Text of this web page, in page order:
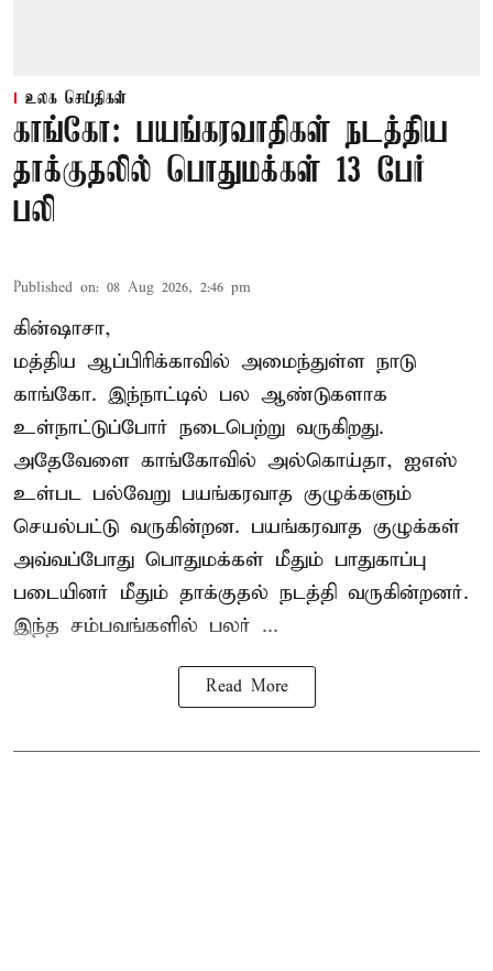
உலக செய்திகள்
காங்கோ: பயங்கரவாதிகள் நடத்திய
தாக்குதலில் பொதுமக்கள் 13 பேர்
பலி
Published on: 08 Aug 2026, 2:46 pm
கின்ஷாசா,
மத்திய ஆப்பிரிக்காவில் அமைந்துள்ள நாடு
காங்கோ. இந்நாட்டில் பல ஆண்டுகளாக
உள்நாட்டுப்போர் நடைபெற்று வருகிறது.
அதேவேளை காங்கோவில் அல்கொய்தா, ஐஎஸ்
உள்பட பல்வேறு பயங்கரவாத குழுக்களும்
செயல்பட்டு வருகின்றன. பயங்கரவாத குழுக்கள்
அவ்வப்போது பொதுமக்கள் மீதும் பாதுகாப்பு
படையினர் மீதும் தாக்குதல் நடத்தி வருகின்றனர்.
இந்த சம்பவங்களில் பலர் ...
Read More